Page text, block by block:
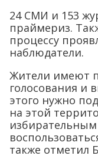
24 СМИ и 153
праймериз.
процессу
наблюдатели.
Жители имеют
голосования и
этого нужно
на этой
также отметил